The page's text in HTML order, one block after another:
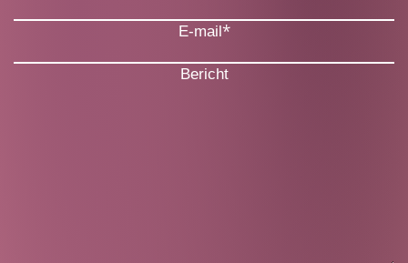
E-mail*
Bericht